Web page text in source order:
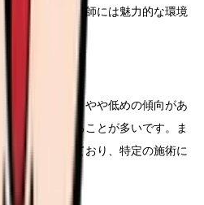
心が高い看護師には魅力的な環境
系
給は大手よりやや低めの傾向があ
が充実していることが多いです。ま
はっきりしており、特定の施術に
ません。